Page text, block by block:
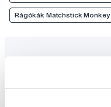
Rágókák Matchstick Monkey